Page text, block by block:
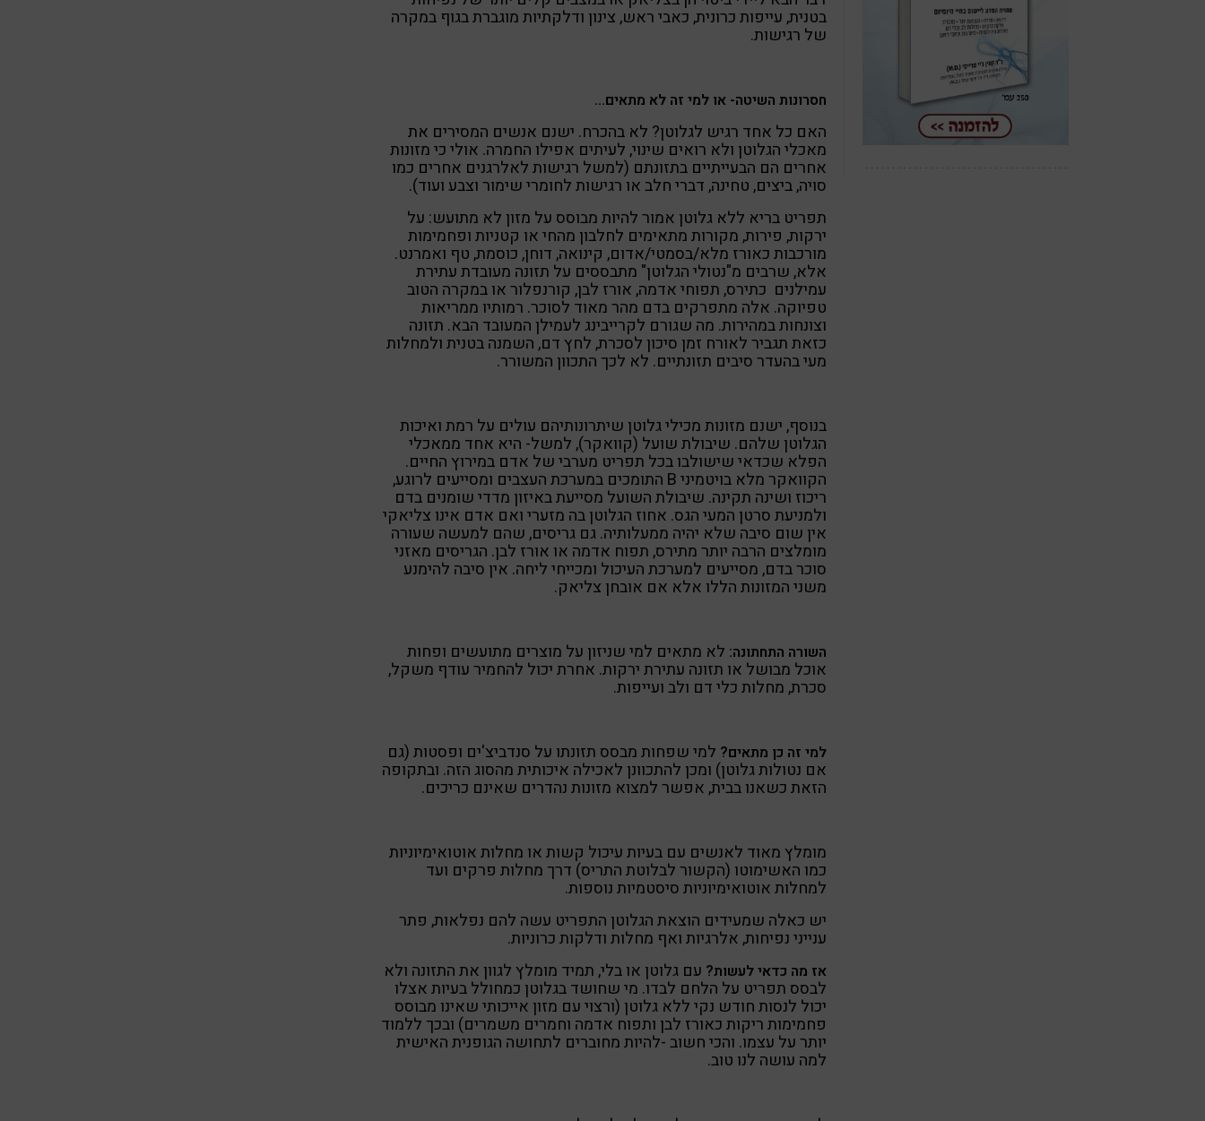
בטנית, עייפות כרונית, כאבי ראש, צינון ודלקתיות מוגברת בגוף במקרה
של רגישות.
חסרונות השיטה- או למי זה לא מתאים…
האם כל אחד רגיש לגלוטן? לא בהכרח. ישנם אנשים המסירים את
מאכלי הגלוטן ולא רואים שינוי, לעיתים אפילו החמרה. אולי כי מזונות
אחרים הם הבעייתיים בתזונתם (למשל רגישות לאלרגנים אחרים כמו
סויה, ביצים, טחינה, דברי חלב או רגישות לחומרי שימור וצבע ועוד).
תפריט בריא ללא גלוטן אמור להיות מבוסס על מזון לא מתועש: על
ירקות, פירות, מקורות מתאימים לחלבון מהחי או קטניות ופחמימות
מורכבות כאורז מלא/בסמטי/אדום, קינואה, דוחן, כוסמת, טף ואמרנט.
אלא, שרבים מ"נטולי הגלוטן" מתבססים על תזונה מעובדת עתירת
עמילנים כתירס, תפוחי אדמה, אורז לבן, קורנפלור או במקרה הטוב
טפיוקה. אלה מתפרקים בדם מהר מאוד לסוכר. רמותיו ממריאות
וצונחות במהירות. מה שגורם לקרייבינג לעמילן המעובד הבא. תזונה
כזאת תגביר לאורח זמן סיכון לסכרת, לחץ דם, השמנה בטנית ולמחלות
מעי בהעדר סיבים תזונתיים. לא לכך התכוון המשורר.
בנוסף, ישנם מזונות מכילי גלוטן שיתרונותיהם עולים על רמת ואיכות
הגלוטן שלהם. שיבולת שועל (קוואקר), למשל- היא אחד ממאכלי
הפלא שכדאי שישולבו בכל תפריט מערבי של אדם במירוץ החיים.
הקוואקר מלא בויטמיני B התומכים במערכת העצבים ומסייעים לרוגע,
ריכוז ושינה תקינה. שיבולת השועל מסייעת באיזון מדדי שומנים בדם
ולמניעת סרטן המעי הגס. אחוז הגלוטן בה מזערי ואם אדם אינו צליאקי
אין שום סיבה שלא יהיה ממעלותיה. גם גריסים, שהם למעשה שעורה
מומלצים הרבה יותר מתירס, תפוח אדמה או אורז לבן. הגריסים מאזני
סוכר בדם, מסייעים למערכת העיכול ומכייחי ליחה. אין סיבה להימנע
משני המזונות הללו אלא אם אובחן צליאק.
השורה התחתונה: לא מתאים למי שניזון על מוצרים מתועשים ופחות
אוכל מבושל או תזונה עתירת ירקות. אחרת יכול להחמיר עודף משקל,
סכרת, מחלות כלי דם ולב ועייפות.
למי זה כן מתאים? למי שפחות מבסס תזונתו על סנדביצ'ים ופסטות (גם
אם נטולות גלוטן) ומכן להתכוונן לאכילה איכותית מהסוג הזה. ובתקופה
הזאת כשאנו בבית, אפשר למצוא מזונות נהדרים שאינם כריכים.
מומלץ מאוד לאנשים עם בעיות עיכול קשות או מחלות אוטואימיוניות
כמו האשימוטו (הקשור לבלוטת התריס) דרך מחלות פרקים ועד
למחלות אוטואימיוניות סיסטמיות נוספות.
יש כאלה שמעידים הוצאת הגלוטן התפריט עשה להם נפלאות, פתר
ענייני נפיחות, אלרגיות ואף מחלות ודלקות כרוניות.
אז מה כדאי לעשות? עם גלוטן או בלי, תמיד מומלץ לגוון את התזונה ולא
לבסס תפריט על הלחם לבדו. מי שחושד בגלוטן כמחולל בעיות אצלו
יכול לנסות חודש נקי ללא גלוטן (ורצוי עם מזון אייכותי שאינו מבוסס
פחמימות ריקות כאורז לבן ותפוח אדמה וחמרים משמרים) ובכך ללמוד
יותר על עצמו. והכי חשוב -להיות מחוברים לתחושה הגופנית האישית
למה עושה לנו טוב.